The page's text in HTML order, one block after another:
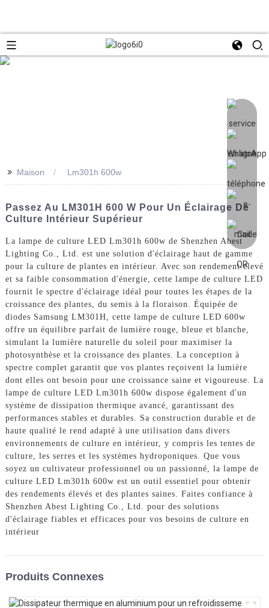
>> Maison Lm301h 600w
Passez Au LM301H 600 W Pour Un Éclairage De
Culture Intérieur Supérieur
La lampe de culture LED Lm301h 600w de Shenzhen Abest
Lighting Co., Ltd. est une solution d'éclairage haut de gamme
pour la culture de plantes en intérieur. Avec son rendement élevé
et sa faible consommation d'énergie, cette lampe de culture LED
fournit le spectre d'éclairage idéal pour toutes les étapes de la
croissance des plantes, du semis à la floraison. Équipée de
diodes Samsung LM301H, cette lampe de culture LED 600w
offre un équilibre parfait de lumière rouge, bleue et blanche,
simulant la lumière naturelle du soleil pour maximiser la
photosynthèse et la croissance des plantes. La conception à
spectre complet garantit que vos plantes reçoivent la lumière
dont elles ont besoin pour une croissance saine et vigoureuse. La
lampe de culture LED Lm301h 600w dispose également d'un
système de dissipation thermique avancé, garantissant des
performances stables et durables. Sa construction durable et de
haute qualité le rend adapté à une utilisation dans divers
environnements de culture en intérieur, y compris les tentes de
culture, les serres et les systèmes hydroponiques. Que vous
soyez un cultivateur professionnel ou un passionné, la lampe de
culture LED Lm301h 600w est un outil essentiel pour obtenir
des rendements élevés et des plantes saines. Faites confiance à
Shenzhen Abest Lighting Co., Ltd. pour des solutions
d'éclairage fiables et efficaces pour vos besoins de culture en
intérieur
Produits Connexes